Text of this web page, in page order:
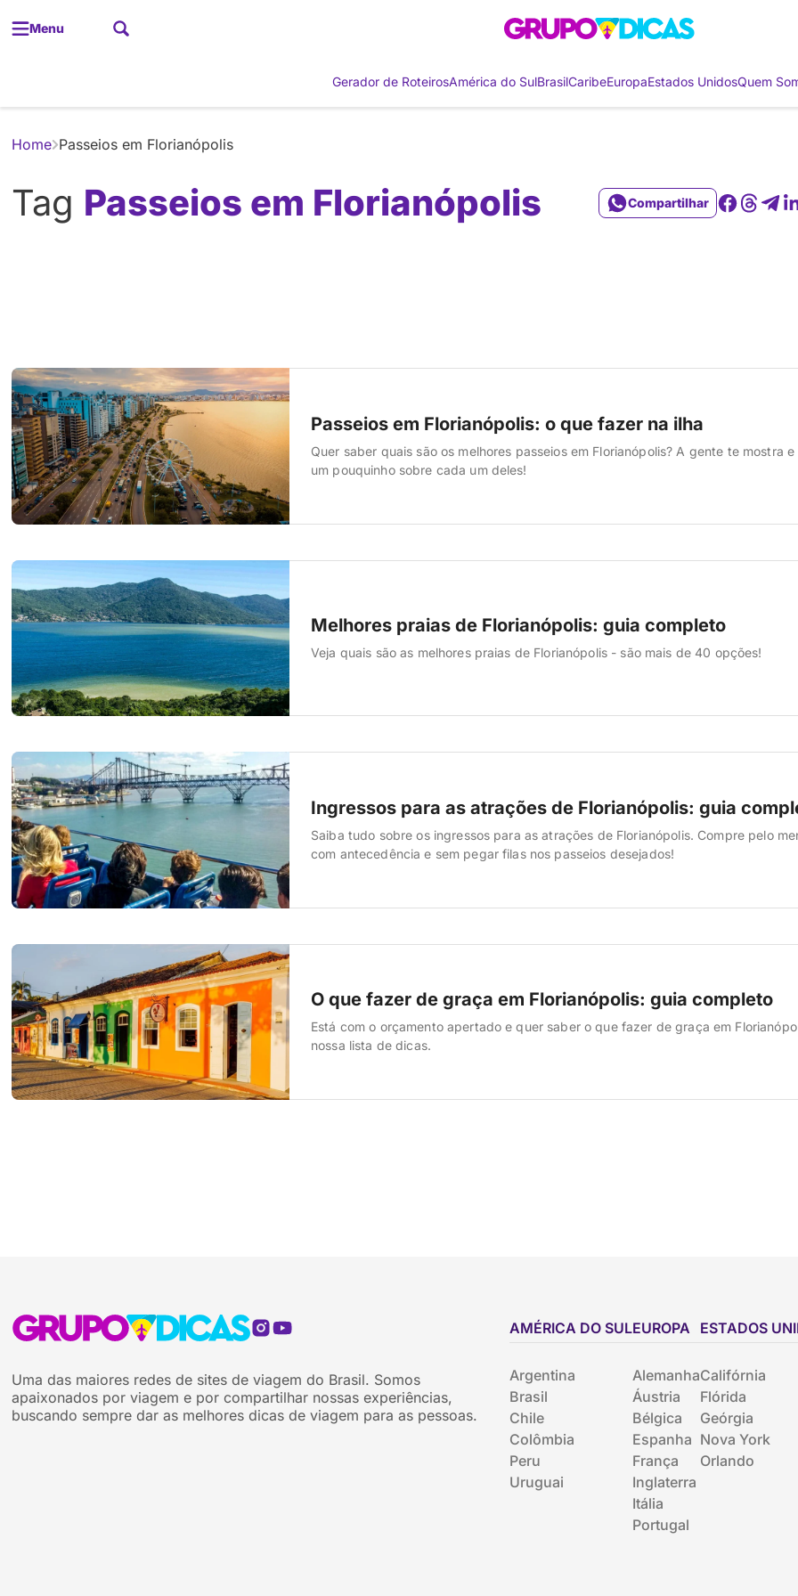
Menu
Gerador de RoteirosAmérica do SulBrasilCaribeEuropaEstados UnidosQuem
Home Passeios em Florianópolis
Tag Passeios em Florianópolis Compartilhar
Passeios em Florianópolis: o que fazer na ilha
Quer saber quais são os melhores passeios em Florianópolis? A gente te mostra
um pouquinho sobre cada um deles!
Melhores praias de Florianópolis: guia completo
Veja quais são as melhores praias de Florianópolis - são mais de 40 opções!
Ingressos para as atrações de Florianópolis: guia
Saiba tudo sobre os ingressos para as atrações de Florianópolis. Compre pelo
com antecedência e sem pegar filas nos passeios desejados!
O que fazer de graça em Florianópolis: guia completo
Está com o orçamento apertado e quer saber o que fazer de graça em
nossa lista de dicas.
Uma das maiores redes de sites de viagem do Brasil. Somos
apaixonados por viagem e por compartilhar nossas experiências,
buscando sempre dar as melhores dicas de viagem para as pessoas.
AMÉRICA DO SUL
Argentina
Brasil
Chile
Colômbia
Peru
Uruguai
EUROPA
Alemanha
Áustria
Bélgica
Espanha
França
Inglaterra
Itália
Portugal
ESTADOS
Califórnia
Flórida
Geórgia
Nova York
Orlando